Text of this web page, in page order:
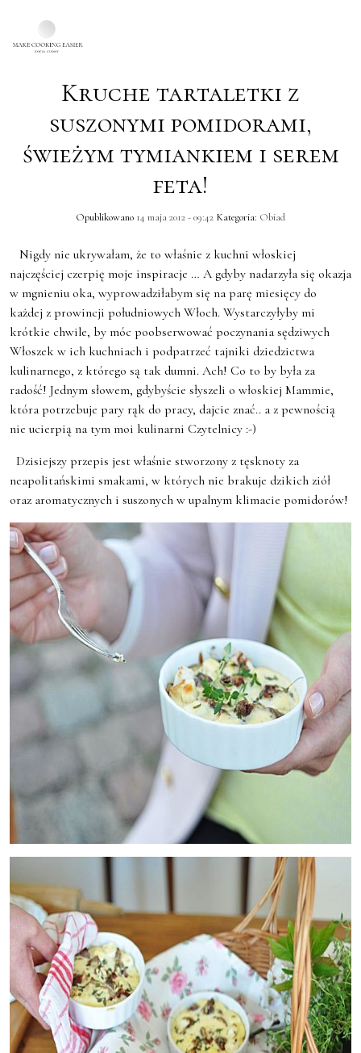
Skip to main contentKruche tartaletki z
suszonymi pomidorami,
świeżym tymiankiem i serem
feta!
Opublikowano 14 maja 2012 - 09:42 Kategoria: Obiad
Nigdy nie ukrywałam, że to właśnie z kuchni włoskiej
najczęściej czerpię moje inspiracje … A gdyby nadarzyła się okazja
w mgnieniu oka, wyprowadziłabym się na parę miesięcy do
każdej z prowincji południowych Włoch. Wystarczyłyby mi
krótkie chwile, by móc poobserwować poczynania sędziwych
Włoszek w ich kuchniach i podpatrzeć tajniki dziedzictwa
kulinarnego, z którego są tak dumni. Ach! Co to by była za
radość! Jednym słowem, gdybyście słyszeli o włoskiej Mammie,
która potrzebuje pary rąk do pracy, dajcie znać.. a z pewnością
nie ucierpią na tym moi kulinarni Czytelnicy :-)
Dzisiejszy przepis jest właśnie stworzony z tęsknoty za
neapolitańskimi smakami, w których nie brakuje dzikich ziół
oraz aromatycznych i suszonych w upalnym klimacie pomidorów!